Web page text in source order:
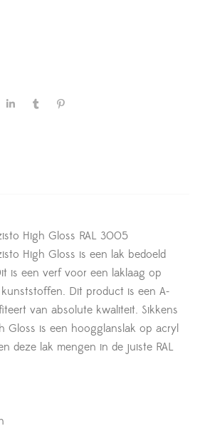
High Gloss RAL 3005
High Gloss is een lak bedoeld
is een verf voor een laklaag op
Dit product is een A-
van absolute kwaliteit. Sikkens
Gloss is een hoogglanslak op acryl
deze lak mengen in de juiste RAL